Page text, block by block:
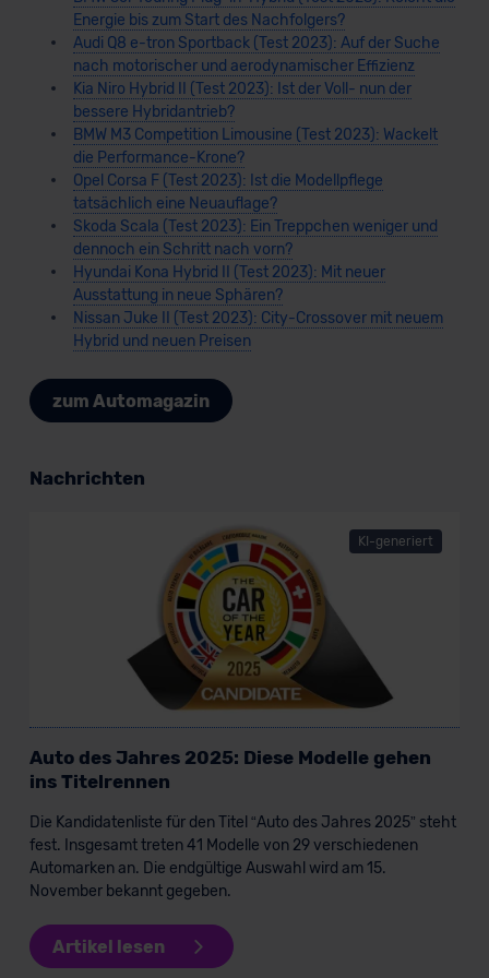
Energie bis zum Start des Nachfolgers?
Audi Q8 e-tron Sportback (Test 2023): Auf der Suche
nach motorischer und aerodynamischer Effizienz
Kia Niro Hybrid II (Test 2023): Ist der Voll- nun der
bessere Hybridantrieb?
BMW M3 Competition Limousine (Test 2023): Wackelt
die Performance-Krone?
Opel Corsa F (Test 2023): Ist die Modellpflege
tatsächlich eine Neuauflage?
Skoda Scala (Test 2023): Ein Treppchen weniger und
dennoch ein Schritt nach vorn?
Hyundai Kona Hybrid II (Test 2023): Mit neuer
Ausstattung in neue Sphären?
Nissan Juke II (Test 2023): City-Crossover mit neuem
Hybrid und neuen Preisen
zum Automagazin
Nachrichten
KI-generiert
Auto des Jahres 2025: Diese Modelle gehen
ins Titelrennen
Die Kandidatenliste für den Titel “Auto des Jahres 2025” steht
fest. Insgesamt treten 41 Modelle von 29 verschiedenen
Automarken an. Die endgültige Auswahl wird am 15.
November bekannt gegeben.
Artikel lesen